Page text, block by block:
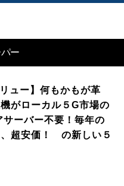
ー
ュー】何もかもが革
がローカル５G市場の
ーバー不要！毎年の
超安価！ の新しい５